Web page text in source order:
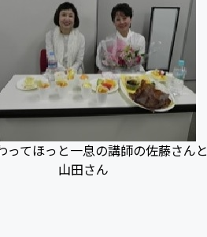
ってほっと一息の講師の佐藤さんと
山田さん